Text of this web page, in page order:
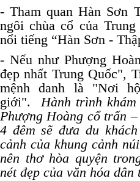
- Tham quan Hàn Sơn
ngôi chùa cổ của
nổi tiếng “Hàn Sơn -
- Nếu như Phượng
đẹp nhất Trung Quốc",
mệnh danh là "Nơi
giới".Hành trình
Phượng Hoàng cổ trấn
4 đêm sẽ đưa du
cảnh của khung cảnh
nên thơ hòa quyện
nét đẹp của văn hóa dân